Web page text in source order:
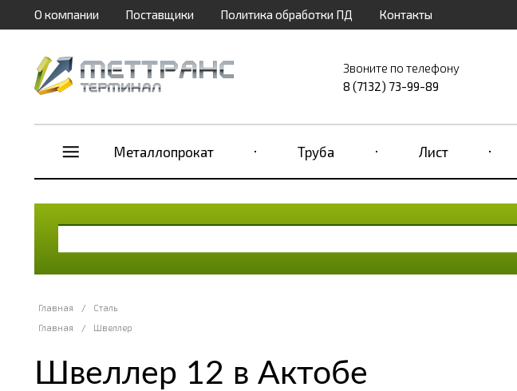
О компании Поставщики Политика обработки ПД Контакты
Звоните по телефону
8 (7132) 73-99-89
Металлопрокат Труба Лист
Главная /
Сталь
Главная
/ Швеллер
Швеллер 12 в Актобе